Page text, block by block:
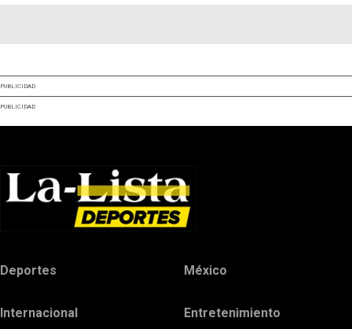
PUBLICIDAD
PUBLICIDAD
Deportes México
Internacional Entretenimiento